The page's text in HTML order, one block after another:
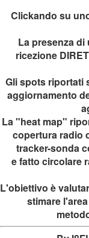
Clickando su
La presenza di
ricezione
Gli spots riportati
aggiornamento
La "heat map"
copertura radio
tracker-sonda
e fatto circolare
L'obiettivo è
stimare